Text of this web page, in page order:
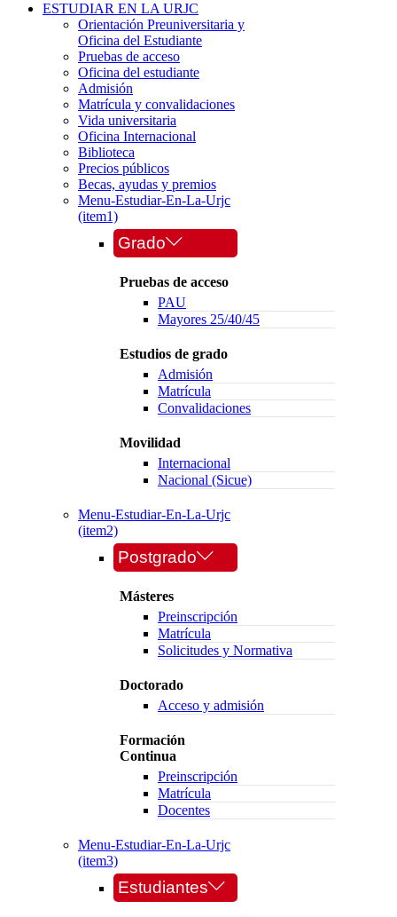
ESTUDIAR EN LA URJC
Orientación Preuniversitaria y
Oficina del Estudiante
Pruebas de acceso
Oficina del estudiante
Admisión
Matrícula y convalidaciones
Vida universitaria
Oficina Internacional
Biblioteca
Precios públicos
Becas, ayudas y premios
Menu-Estudiar-En-La-Urjc
(item1)
Grado
Pruebas de acceso
PAU
Mayores 25/40/45
Estudios de grado
Admisión
Matrícula
Convalidaciones
Movilidad
Internacional
Nacional (Sicue)
Menu-Estudiar-En-La-Urjc
(item2)
Postgrado
Másteres
Preinscripción
Matrícula
Solicitudes y Normativa
Doctorado
Acceso y admisión
Formación
Continua
Preinscripción
Matrícula
Docentes
Menu-Estudiar-En-La-Urjc
(item3)
Estudiantes